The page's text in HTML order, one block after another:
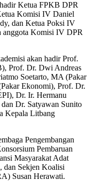
Ketua FPKB DPR
Komisi IV Daniel
dan Ketua Poksi IV
anggota Komisi IV DPR
akan hadir Prof.
Prof. Dr. Dwi Andreas
Soetarto, MA (Pakar
Ekonomi), Prof. Dr.
Dr. Ir. Hermanu
Dr. Satyawan Sunito
Kepala Litbang
Pengembangan
Pembaruan
Masyarakat Adat
Sekjen Koalisi
Susan Herawati.